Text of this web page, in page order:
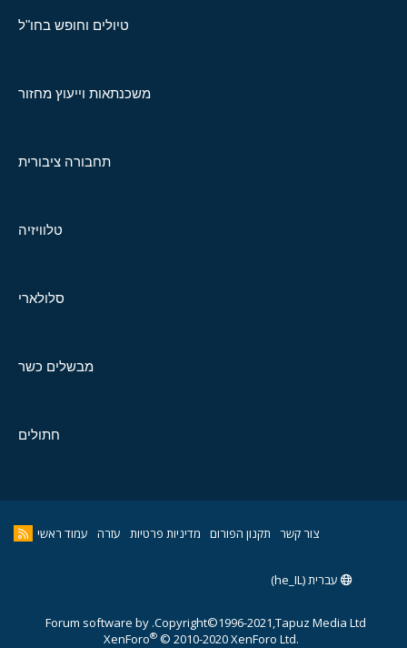
טיולים וחופש בחו"ל
משכנתאות וייעוץ מחזור
תחבורה ציבורית
טלוויזיה
סלולארי
מבשלים כשר
חתולים
צור קשר תקנון הפורום מדיניות פרטיות עזרה עמוד ראשי
עברית (he_IL)
Copyright©1996-2021,Tapuz Media Ltd.
Forum software by
XenForo® © 2010-2020 XenForo Ltd.